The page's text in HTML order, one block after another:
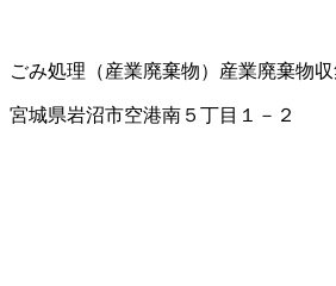
ごみ処理（産業廃棄物） 産業廃棄物
宮城県岩沼市空港南５丁目１－２